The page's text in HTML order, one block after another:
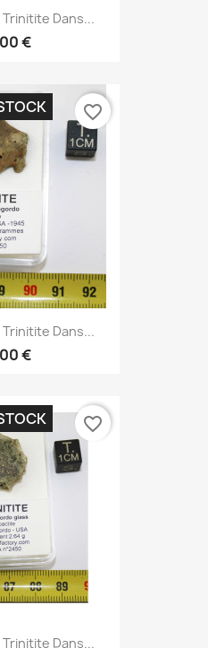
Dans...
€
Dans...
€
favorite_border
Dans...
favorite_border